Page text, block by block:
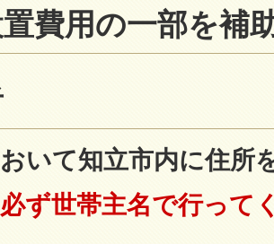
置費用の一部を補
いて知立市内に住所
ず世帯主名で行って